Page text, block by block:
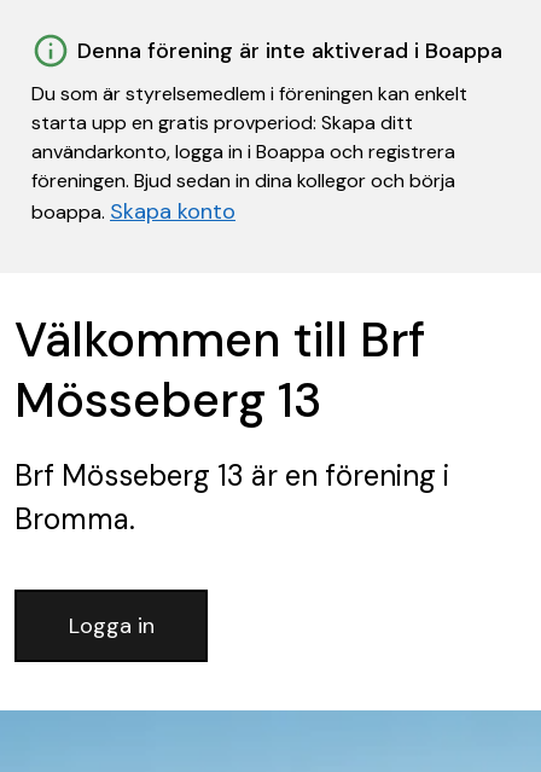
Denna förening är inte aktiverad i Boappa
Du som är styrelsemedlem i föreningen kan enkelt
starta upp en gratis provperiod: Skapa ditt
användarkonto, logga in i Boappa och registrera
föreningen. Bjud sedan in dina kollegor och börja
boappa. Skapa konto
Välkommen till Brf
Mösseberg 13
Brf Mösseberg 13 är en förening i
Bromma.
Logga in